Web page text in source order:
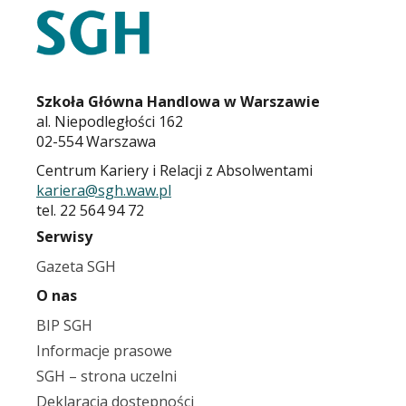
Szkoła Główna Handlowa w Warszawie
al. Niepodległości 162
02-554 Warszawa
Centrum Kariery i Relacji z Absolwentami
kariera@sgh.waw.pl
tel. 22 564 94 72
Serwisy
Gazeta SGH
O nas
BIP SGH
Informacje prasowe
SGH – strona uczelni
Deklaracja dostępności